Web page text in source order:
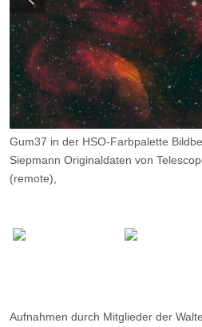
Gum37 in der HSO-Farbpalette
Siepmann Originaldaten von
(remote),
Optik: Planewave CDK 24, Kamera:
2x 300sec in H,S,O.
Aufnahmen durch Mitglieder der